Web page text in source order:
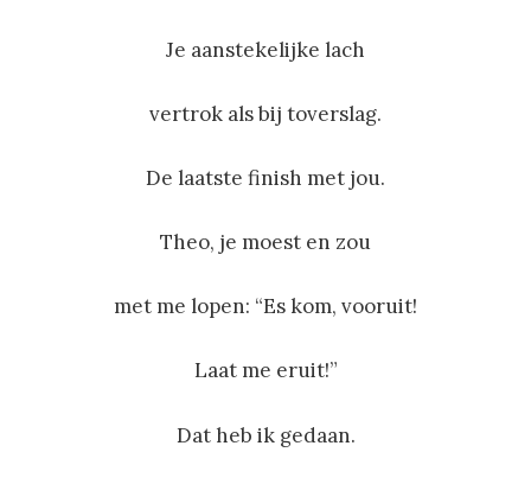
Je aanstekelijke lach
vertrok als bij toverslag.
De laatste finish met jou.
Theo, je moest en zou
met me lopen: “Es kom, vooruit!
Laat me eruit!”
Dat heb ik gedaan.